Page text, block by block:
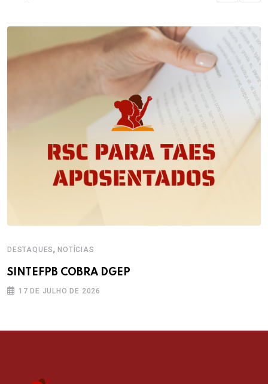
DESTAQUES,NOTÍCIAS
SINTEFPB COBRA DGEP
17 DE JULHO DE 2026